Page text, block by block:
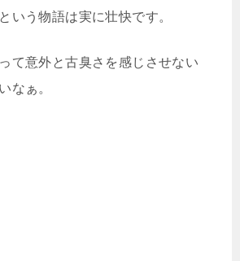
いう物語は実に壮快です。
て意外と古臭さを感じさせない
なぁ。